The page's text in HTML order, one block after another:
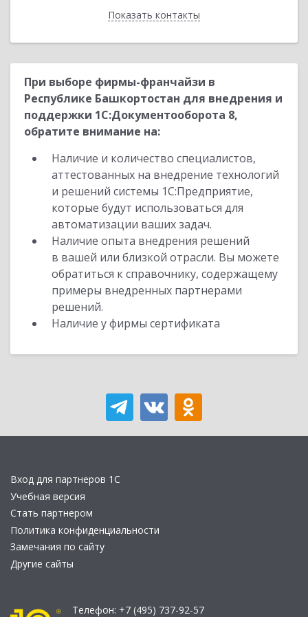
Показать контакты
Назад
При выборе фирмы-франчайзи в
Республике Башкортостан для внедрения и
поддержки 1С:Документооборота 8,
обратите внимание на:
Наличие и количество специалистов,
аттестованных на внедрение технологий
и решений системы 1С:Предприятие,
которые будут использоваться для
автоматизации ваших задач.
Наличие опыта внедрения решений
в вашей или близкой отрасли. Вы можете
обратиться к справочнику, содержащему
примеры внедренных партнерами
решений.
Наличие у фирмы сертификата
Вход для партнеров 1С
Учебная версия
Стать партнером
Политика конфиденциальности
Замечания по сайту
Другие сайты
Телефон: +7 (495) 737-92-57